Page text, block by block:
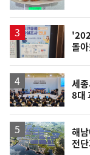
돌
세
8대
해
전